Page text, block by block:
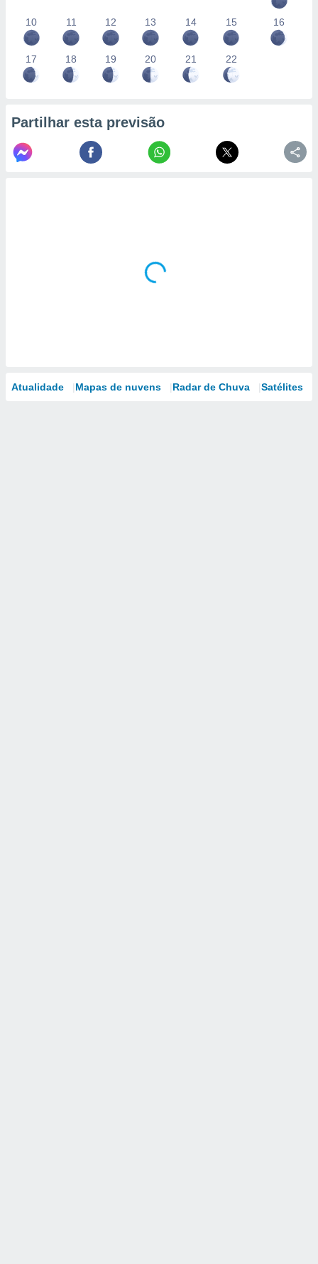
10 11 12 13 14 15 16
17 18 19 20 21 22
Partilhar esta previsão
Atualidade Mapas de nuvens Radar de Chuva Satélites